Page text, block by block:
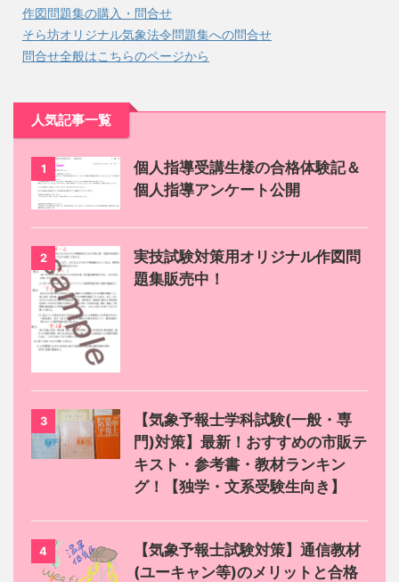
作図問題集の購入・問合せ
そら坊オリジナル気象法令問題集への問合せ
問合せ全般はこちらのページから
人気記事一覧
1
個人指導受講生様の合格体験記＆
個人指導アンケート公開
2
実技試験対策用オリジナル作図問
題集販売中！
3
【気象予報士学科試験(一般・専
門)対策】最新！おすすめの市販テ
キスト・参考書・教材ランキン
グ！【独学・文系受験生向き】
4
【気象予報士試験対策】通信教材
(ユーキャン等)のメリットと合格